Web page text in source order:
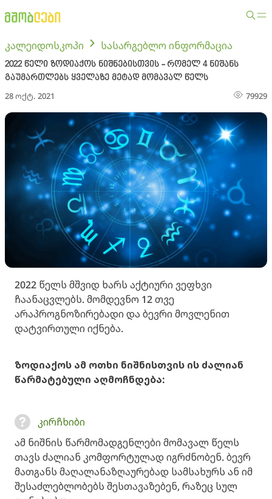
კალეიდოსკოპი სასარგებლო ინფორმაცია
2022 წელი ზოდიაქოს ნიშნებისთვის - რომელ 4 ნიშანს
გაუმართლებს ყველაზე მეტად მომავალ წელს
28 ოქტ. 2021 79929
2022 წელს მშვიდ ხარს აქტიური ვეფხვი
ჩაანაცვლებს. მომდევნო 12 თვე
არაპროგნოზირებადი და ბევრი მოვლენით
დატვირთული იქნება.
ზოდიაქოს ამ ოთხი ნიშნისთვის ის ძალიან
წარმატებული აღმოჩნდება:
კირჩხიბი
ამ ნიშნის წარმომადგენლები მომავალ წელს
თავს ძალიან კომფორტულად იგრძნობენ. ბევრ
მათგანს მაღალანაზღაურებად სამსახურს ან იმ
შესაძლებლობებს შესთავაზებენ, რაზეც სულ